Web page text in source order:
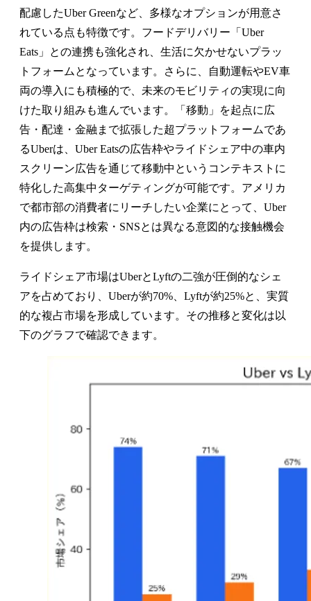
配慮したUber Greenなど、多様なオプションが用意さ
れている点も特徴です。フードデリバリー「Uber
Eats」との連携も強化され、生活に欠かせないプラッ
トフォームとなっています。さらに、自動運転やEV車
両の導入にも積極的で、未来のモビリティの実現に向
けた取り組みも進んでいます。「移動」を起点に広
告・配達・金融まで拡張した超プラットフォームであ
るUberは、Uber Eatsの広告枠やライドシェア中の車内
スクリーン広告を通じて移動中というコンテキストに
特化した高集中ターゲティングが可能です。アメリカ
で都市部の消費者にリーチしたい企業にとって、Uber
内の広告枠は検索・SNSとは異なる意図的な接触機会
を提供します。
ライドシェア市場はUberとLyftの二強が圧倒的なシェ
アを占めており、Uberが約70%、Lyftが約25%と、実質
的な複占市場を形成しています。その推移と変化は以
下のグラフで確認できます。